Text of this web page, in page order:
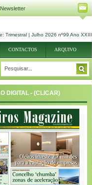
Newsletter
Trimestral | Julho 2026 nº99 Ano XXIII
CONTACTOS ARQUIVO
DIGITAL - (CLICAR)